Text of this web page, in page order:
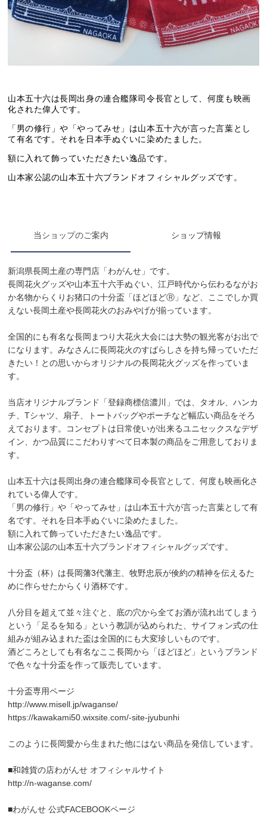
当ショップのご案内 ショップ情報
新潟県長岡土産の専門店「わがんせ」です。
長岡花火グッズや山本五十六手ぬぐい、江戸時代から伝わるながお
か名物からくりお猪口の十分盃「ほどほどⓇ」など、ここでしか買
えない長岡土産や長岡花火のおみやげが揃っています。
全国的にも有名な長岡まつり大花火大会には大勢の観光客がお出で
になります。みなさんに長岡花火のすばらしさを持ち帰っていただ
きたい！との思いからオリジナルの長岡花火グッズを作っていま
す。
当店オリジナルブランド「登録商標信濃川」では、タオル、ハンカ
チ、Tシャツ、扇子、トートバッグやポーチなど幅広い商品をそろ
えております。コンセプトは日常使いが出来るユニセックスなデザ
イン、かつ品質にこだわりすべて日本製の商品をご用意しておりま
す。
山本五十六は長岡出身の連合艦隊司令長官として、何度も映画化さ
れている偉人です。
「男の修行」や「やってみせ」は山本五十六が言った言葉として有
名です。それを日本手ぬぐいに染めたました。
額に入れて飾っていただきたい逸品です。
山本家公認の山本五十六ブランドオフィシャルグッズです。
十分盃（杯）は長岡藩3代藩主、牧野忠辰が倹約の精神を伝えるた
めに作らせたからくり酒杯です。
八分目を超えて並々注ぐと、底の穴から全てお酒が流れ出てしまう
という「足るを知る」という教訓が込められた、サイフォン式の仕
組みが組み込まれた盃は全国的にも大変珍しいものです。
酒どころとしても有名なここ長岡から「ほどほど」というブランド
で色々な十分盃を作って販売しています。
十分盃専用ページ
http://www.misell.jp/waganse/
https://kawakami50.wixsite.com/-site-jyubunhi
このように長岡愛から生まれた他にはない商品を発信しています。
■和雑貨の店わがんせ オフィシャルサイト
http://n-waganse.com/
■わがんせ 公式FACEBOOKページ